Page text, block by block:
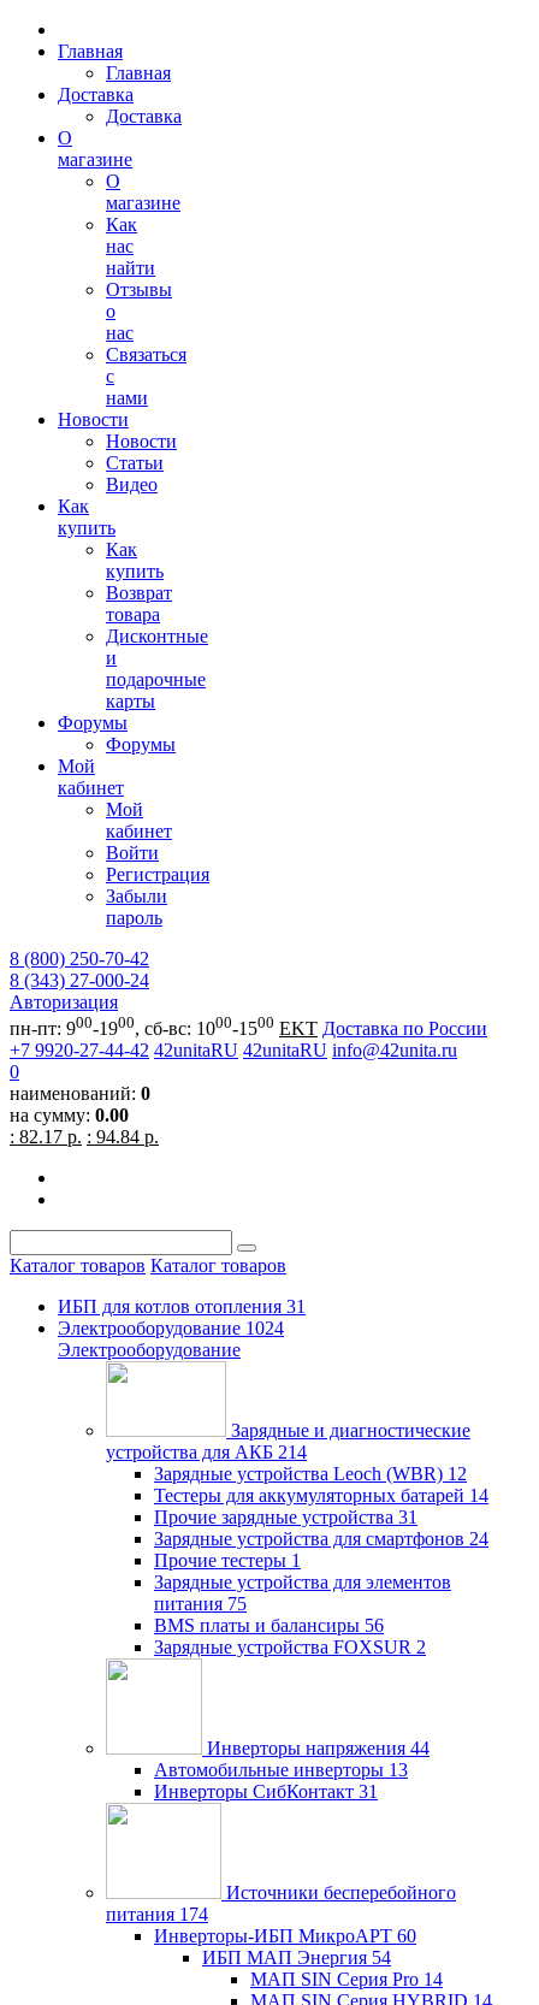
Главная
Главная
Доставка
Доставка
О
магазине
О
магазине
Как
нас
найти
Отзывы
о
нас
Связаться
с
нами
Новости
Новости
Статьи
Видео
Как
купить
Как
купить
Возврат
товара
Дисконтные
и
подарочные
карты
Форумы
Форумы
Мой
кабинет
Мой
кабинет
Войти
Регистрация
Забыли
пароль
8 (800) 250-70-42
8 (343) 27-000-24
Авторизация
пн-пт: 900-1900, сб-вс: 1000-1500 EKT Доставка по России
+7 9920-27-44-42 42unitaRU 42unitaRU info@42unita.ru
0
наименований: 0
на сумму: 0.00
: 82.17 р. : 94.84 р.
Каталог товаров Каталог товаров
ИБП для котлов отопления 31
Электрооборудование 1024
Электрооборудование
Зарядные и диагностические
устройства для АКБ 214
Зарядные устройства Leoch (WBR) 12
Тестеры для аккумуляторных батарей 14
Прочие зарядные устройства 31
Зарядные устройства для смартфонов 24
Прочие тестеры 1
Зарядные устройства для элементов
питания 75
BMS платы и балансиры 56
Зарядные устройства FOXSUR 2
Инверторы напряжения 44
Автомобильные инверторы 13
Инверторы СибКонтакт 31
Источники бесперебойного
питания 174
Инверторы-ИБП МикроАРТ 60
ИБП МАП Энергия 54
МАП SIN Серия Pro 14